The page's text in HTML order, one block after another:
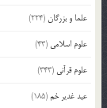
علما و بزرگان(224)
علوم اسلامی (43)
علوم قرآنی (343)
عید غدیر خم(185)